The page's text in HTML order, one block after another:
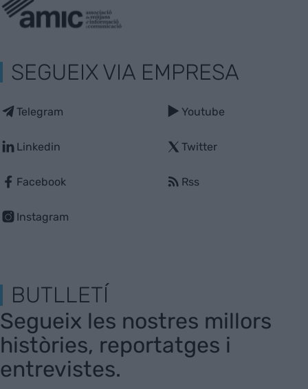
SEGUEIX VIA EMPRESA
Telegram
Linkedin
Facebook
Instagram
Youtube
Twitter
Rss
BUTLLETÍ
Segueix les nostres millors
històries, reportatges i
entrevistes.